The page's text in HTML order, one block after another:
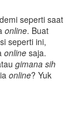
seperti saat
online. Buat
seperti ini,
online saja.
gimana sih
online? Yuk